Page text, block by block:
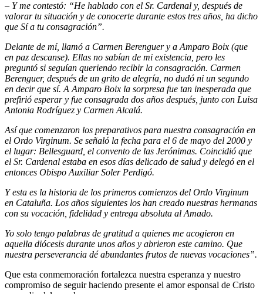
– Y me contestó: “He hablado con el Sr. Cardenal y, después de
valorar tu situación y de conocerte durante estos tres años, ha dicho
que Sí a tu consagración”.
Delante de mí, llamó a Carmen Berenguer y a Amparo Boix (que
en paz descanse). Ellas no sabían de mi existencia, pero les
preguntó si seguían queriendo recibir la consagración. Carmen
Berenguer, después de un grito de alegría, no dudó ni un segundo
en decir que sí. A Amparo Boix la sorpresa fue tan inesperada que
prefirió esperar y fue consagrada dos años después, junto con Luisa
Antonia Rodríguez y Carmen Alcalá.
Así que comenzaron los preparativos para nuestra consagración en
el Ordo Virginum. Se señaló la fecha para el 6 de mayo del 2000 y
el lugar: Bellesguard, el convento de las Jerónimas. Coincidió que
el Sr. Cardenal estaba en esos días delicado de salud y delegó en el
entonces Obispo Auxiliar Soler Perdigó.
Y esta es la historia de los primeros comienzos del Ordo Virginum
en Cataluña. Los años siguientes los han creado nuestras hermanas
con su vocación, fidelidad y entrega absoluta al Amado.
Yo solo tengo palabras de gratitud a quienes me acogieron en
aquella diócesis durante unos años y abrieron este camino. Que
nuestra perseverancia dé abundantes frutos de nuevas vocaciones”.
Que esta conmemoración fortalezca nuestra esperanza y nuestro
compromiso de seguir haciendo presente el amor esponsal de Cristo